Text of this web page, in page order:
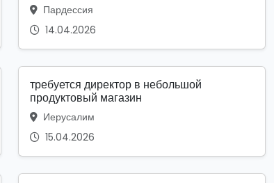
Пардессия
14.04.2026
требуется директор в небольшой
продуктовый магазин
Иерусалим
15.04.2026